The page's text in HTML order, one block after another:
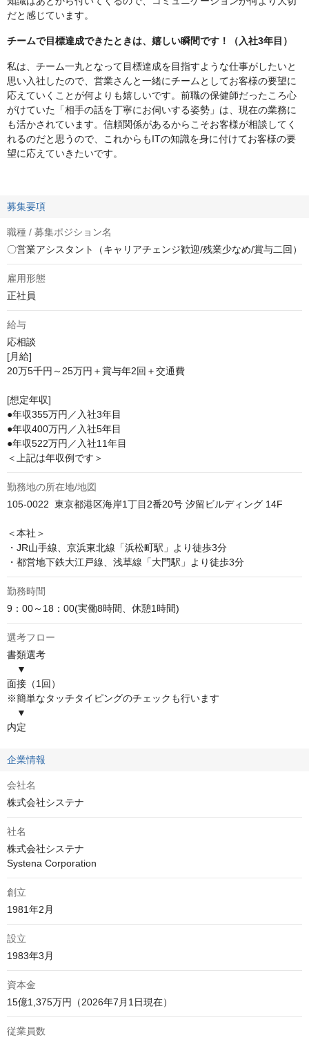
だと感じています。
チームで目標達成できたときは、嬉しい瞬間です！（入社3年目）
私は、チーム一丸となって目標達成を目指すような仕事がしたいと
思い入社したので、営業さんと一緒にチームとしてお客様の要望に
応えていくことが何よりも嬉しいです。前職の保健師だったころ心
がけていた「相手の話を丁寧にお伺いする姿勢」は、現在の業務に
も活かされています。信頼関係があるからこそお客様が相談してく
れるのだと思うので、これからもITの知識を身に付けてお客様の要
望に応えていきたいです。
募集要項
職種 / 募集ポジション名
〇営業アシスタント（キャリアチェンジ歓迎/残業少なめ/賞与二回）
雇用形態
正社員
給与
応相談
[月給]
20万5千円～25万円＋賞与年2回＋交通費
[想定年収]
●年収355万円／入社3年目
●年収400万円／入社5年目
●年収522万円／入社11年目
＜上記は年収例です＞
勤務地の所在地/地図
105-0022  東京都港区海岸1丁目2番20号 汐留ビルディング 14F
＜本社＞
・JR山手線、京浜東北線「浜松町駅」より徒歩3分
・都営地下鉄大江戸線、浅草線「大門駅」より徒歩3分
勤務時間
9：00～18：00(実働8時間、休憩1時間)
選考フロー
書類選考
▼
面接（1回）
※簡単なタッチタイピングのチェックも行います
▼
内定
企業情報
会社名
株式会社システナ
社名
株式会社システナ
Systena Corporation
創立
1981年2月
設立
資本金
15億1,375万円（2026年7月1日現在）
従業員数